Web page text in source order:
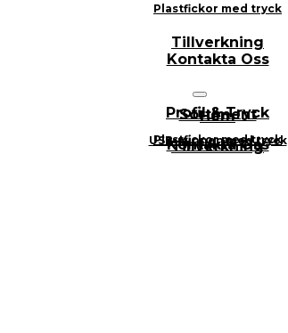
Plastfickor med tryck
Tillverkning
Kontakta Oss
Hem
Sortiment
Profil & Tryck
USB-minnen med tryck
Plastfickor med tryck
Tillverkning
Kontakta Oss